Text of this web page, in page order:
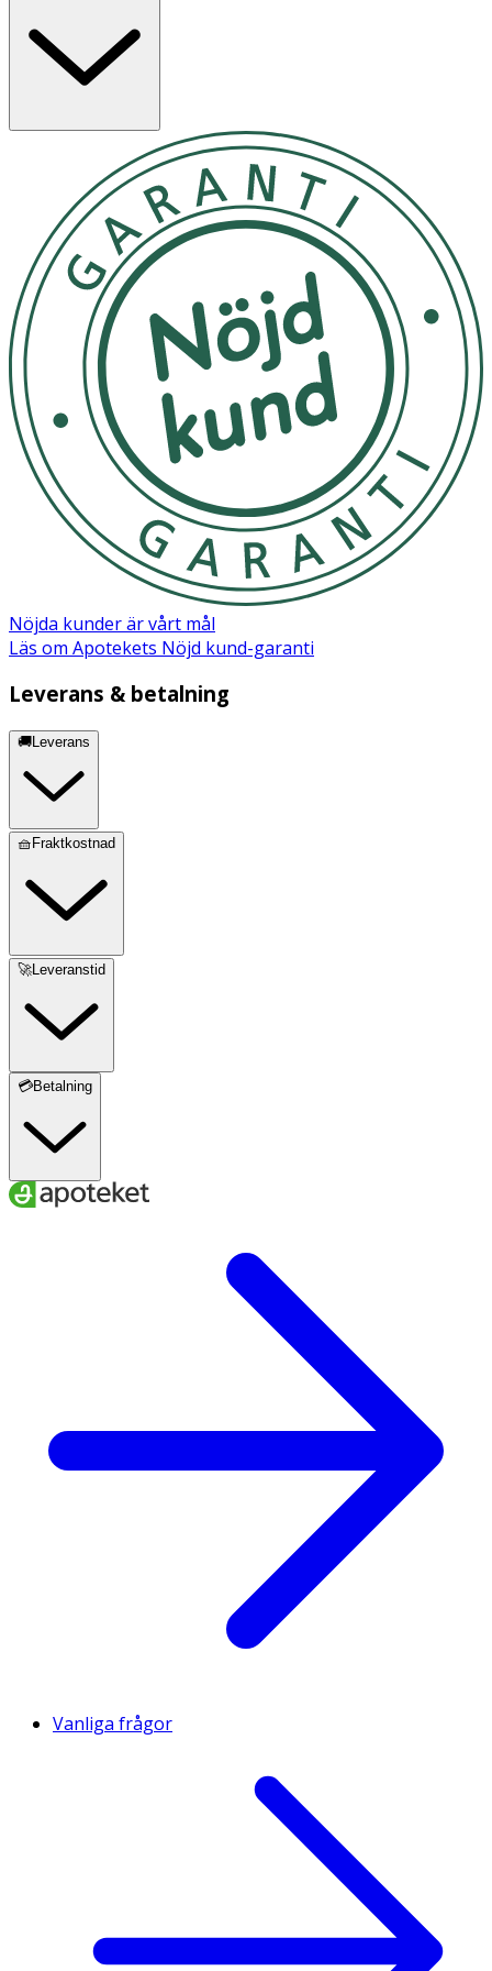
- Värm upp vaxet i händerna för att därefter applicera i
håret.
Aqua, Petrolatum, Ceteareth-20, Ozokerite, PVP,
Hydrogenated Vegetable Oil, VP/VA Copolymer,
Copernicia Cerifera Cera, Propylene Glycol, Bis-Diglyceryl
Polyacyladipate-2, CetearylAlcohol, Cera Microcristallina,
Paraffinum Liquidum, Glyceryl Stearate SE, PEG-100
Stearate, PEG-40 Hydrogenated Castor Oil, Stearyl
Stearate, Stearic Acid, Phenoxyethanol,
Ethylhexylglycerin, Parfum, Hexamethylindanopyran,
Linalyl Acetate, Vanillin, Geraniol.
Nöjda kunder är vårt mål
Läs om Apotekets Nöjd kund-garanti
Leverans & betalning
🚚Leverans
🧺Fraktkostnad
🚀Leveranstid
💳Betalning
Vanliga frågor